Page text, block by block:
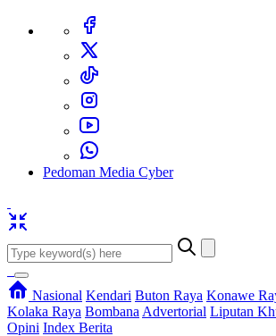
Pedoman Media Cyber
Nasional Kendari Buton Raya Konawe
Kolaka Raya Bombana Advertorial Liputan
Opini Index Berita